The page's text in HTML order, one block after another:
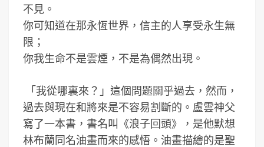
不見。
你可知道在那永恆世界，信主的人享受永生無
限；
你我生命不是雲煙，不是為偶然出現。
「我從哪裏來？」這個問題關乎過去，然而，
過去與現在和將來是不容易割斷的。盧雲神父
寫了一本書，書名叫《浪子回頭》，是他默想
林布蘭同名油畫而來的感悟。油畫描繪的是聖